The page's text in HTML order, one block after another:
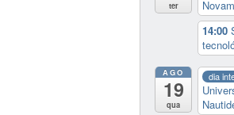
ter
14:00
AGO
19
qua
dia